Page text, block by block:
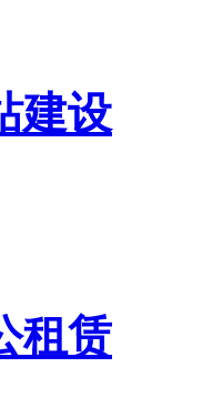
建设
租赁